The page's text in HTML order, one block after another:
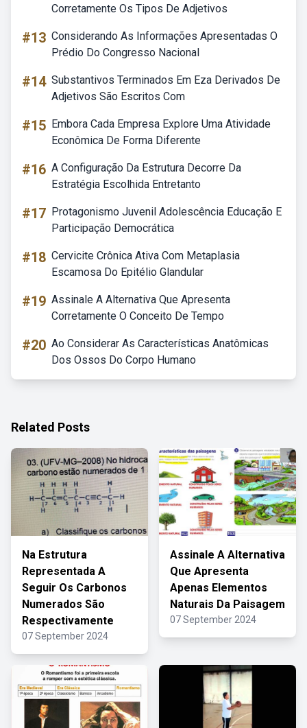
Corretamente Os Tipos De Adjetivos
#13 Considerando As Informações Apresentadas O
Prédio Do Congresso Nacional
#14 Substantivos Terminados Em Eza Derivados De
Adjetivos São Escritos Com
#15 Embora Cada Empresa Explore Uma Atividade
Econômica De Forma Diferente
#16 A Configuração Da Estrutura Decorre Da
Estratégia Escolhida Entretanto
#17 Protagonismo Juvenil Adolescência Educação E
Participação Democrática
#18 Cervicite Crônica Ativa Com Metaplasia
Escamosa Do Epitélio Glandular
#19 Assinale A Alternativa Que Apresenta
Corretamente O Conceito De Tempo
#20 Ao Considerar As Características Anatômicas
Dos Ossos Do Corpo Humano
Related Posts
Na Estrutura
Representada A
Seguir Os Carbonos
Numerados São
Respectivamente
07 September 2024
Assinale A Alternativa
Que Apresenta
Apenas Elementos
Naturais Da Paisagem
07 September 2024